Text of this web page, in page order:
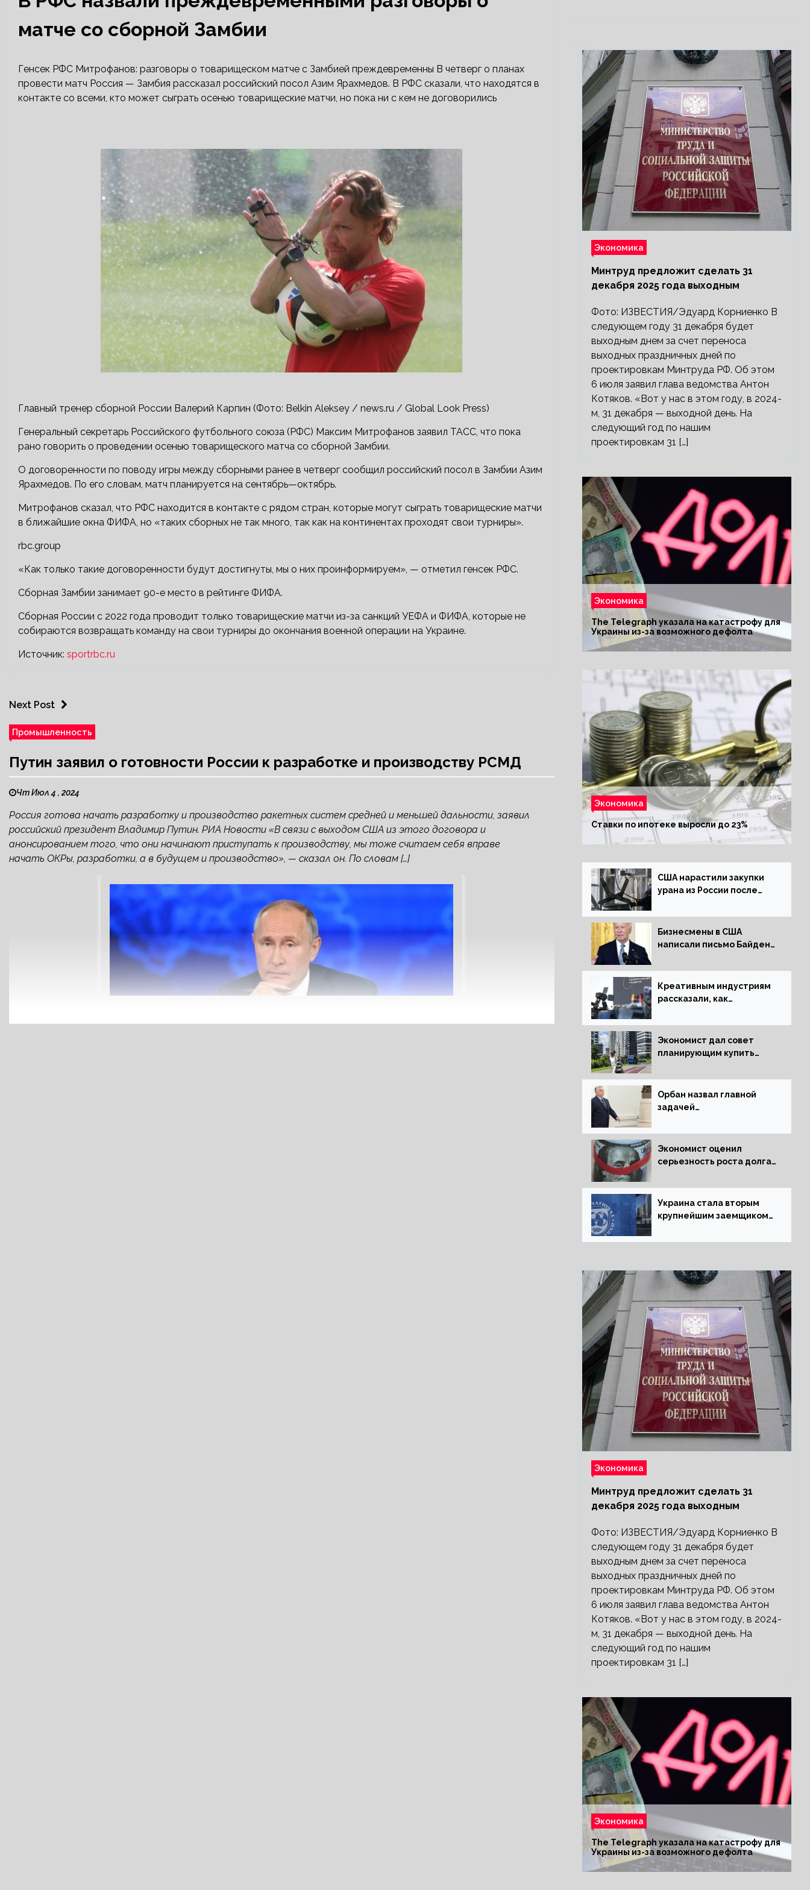
матче со сборной Замбии
Генсек РФС Митрофанов: разговоры о товарищеском матче с Замбией преждевременны В четверг о планах
провести матч Россия — Замбия рассказал российский посол Азим Ярахмедов. В РФС сказали, что находятся в
контакте со всеми, кто может сыграть осенью товарищеские матчи, но пока ни с кем не договорились
Главный тренер сборной России Валерий Карпин (Фото: Belkin Aleksey / news.ru / Global Look Press)
Генеральный секретарь Российского футбольного союза (РФС) Максим Митрофанов заявил ТАСС, что пока
рано говорить о проведении осенью товарищеского матча со сборной Замбии.
О договоренности по поводу игры между сборными ранее в четверг сообщил российский посол в Замбии Азим
Ярахмедов. По его словам, матч планируется на сентябрь—октябрь.
Митрофанов сказал, что РФС находится в контакте с рядом стран, которые могут сыграть товарищеские матчи
в ближайшие окна ФИФА, но «таких сборных не так много, так как на континентах проходят свои турниры».
rbc.group
«Как только такие договоренности будут достигнуты, мы о них проинформируем», — отметил генсек РФС.
Сборная Замбии занимает 90-е место в рейтинге ФИФА.
Сборная России с 2022 года проводит только товарищеские матчи из-за санкций УЕФА и ФИФА, которые не
собираются возвращать команду на свои турниры до окончания военной операции на Украине.
Источник: sportrbc.ru
Next Post
Промышленность
Путин заявил о готовности России к разработке и производству РСМД
Чт Июл 4 , 2024
Россия готова начать разработку и производство ракетных систем средней и меньшей дальности, заявил
российский президент Владимир Путин. РИА Новости «В связи с выходом США из этого договора и
анонсированием того, что они начинают приступать к производству, мы тоже считаем себя вправе
начать ОКРы, разработки, а в будущем и производство», — сказал он. По словам […]
Экономика
Минтруд предложит сделать 31
декабря 2025 года выходным
Фото: ИЗВЕСТИЯ/Эдуард Корниенко В
следующем году 31 декабря будет
выходным днем за счет переноса
выходных праздничных дней по
проектировкам Минтруда РФ. Об этом
6 июля заявил глава ведомства Антон
Котяков. «Вот у нас в этом году, в 2024-
м, 31 декабря — выходной день. На
следующий год по нашим
проектировкам 31 […]
Экономика
The Telegraph указала на катастрофу для
Украины из-за возможного дефолта
Экономика
Ставки по ипотеке выросли до 23%
США нарастили закупки
урана из России после
него
Бизнесмены в США
написали письмо Байдену
выборов
Креативным индустриям
рассказали, как
для российской
экономики
Экономист дал совет
планирующим купить
Орбан назвал главной
задачей
Венгрии в Совете ЕС
борьбу за мир
Экономист оценил
серьезность роста долга
Украина стала вторым
крупнейшим заемщиком
Экономика
Минтруд предложит сделать 31
декабря 2025 года выходным
Фото: ИЗВЕСТИЯ/Эдуард Корниенко В
следующем году 31 декабря будет
выходным днем за счет переноса
выходных праздничных дней по
проектировкам Минтруда РФ. Об этом
6 июля заявил глава ведомства Антон
Котяков. «Вот у нас в этом году, в 2024-
м, 31 декабря — выходной день. На
следующий год по нашим
проектировкам 31 […]
Экономика
The Telegraph указала на катастрофу для
Украины из-за возможного дефолта